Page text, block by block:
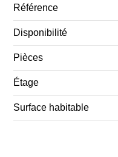
Référence
Disponibilité
Pièces
Étage
Surface habitable